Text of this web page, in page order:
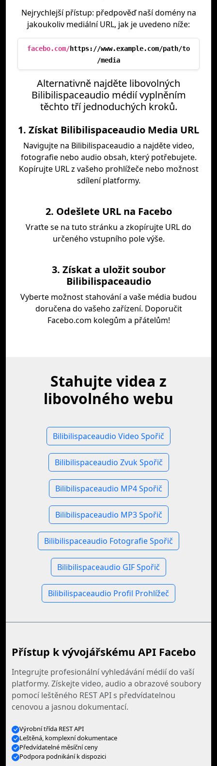
Nejrychlejší přístup: předpověď naší domény na
jakoukoliv mediální URL, jak je uvedeno níže:
facebo.com/https://www.example.com/path/to
/media
Alternativně najděte libovolných
Bilibilispaceaudio médií vyplněním
těchto tří jednoduchých kroků.
1. Získat Bilibilispaceaudio Media URL
Navigujte na Bilibilispaceaudio a najděte video,
fotografie nebo audio obsah, který potřebujete.
Kopírujte URL z vašeho prohlížeče nebo možnost
sdílení platformy.
2. Odešlete URL na Facebo
Vraťte se na tuto stránku a zkopírujte URL do
určeného vstupního pole výše.
3. Získat a uložit soubor
Bilibilispaceaudio
Vyberte možnost stahování a vaše média budou
doručena do vašeho zařízení. Doporučit
Facebo.com kolegům a přátelům!
Stahujte videa z
libovolného webu
Bilibilispaceaudio Video Spořič
Bilibilispaceaudio Zvuk Spořič
Bilibilispaceaudio MP4 Spořič
Bilibilispaceaudio MP3 Spořič
Bilibilispaceaudio Fotografie Spořič
Bilibilispaceaudio GIF Spořič
Bilibilispaceaudio Profil Prohlížeč
Přístup k vývojářskému API Facebo
Integrujte profesionální vyhledávání médií do vaší
platformy. Získejte video, audio a obrazové soubory
pomocí leštěného REST API s předvídatelnou
cenovou a jasnou dokumentací.
Výrobní třída REST API
Leštěná, komplexní dokumentace
Předvídatelné měsíční ceny
Podpora podnikání k dispozici